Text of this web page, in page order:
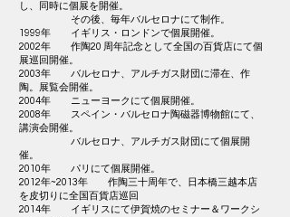
し、同時に個展を開催。
その後、毎年バルセロナにて制作。
1999年 イギリス・ロンドンで個展開催。
2002年 作陶20 周年記念として全国の百貨店にて個
展巡回開催。
2003年 バルセロナ、アルチガス財団に滞在、作
陶。展覧会開催。
2004年 ニューヨークにて個展開催。
2008年 スペイン・バルセロナ陶磁器博物館にて、
講演会開催。
バルセロナ、アルチガス財団にて個展開
催。
2010年 パリにて個展開催。
2012年~2013年 作陶三十周年で、日本橋三越本店
を皮切りに全国百貨店巡回
2014年 イギリスにて伊賀焼のセミナー＆ワークシ